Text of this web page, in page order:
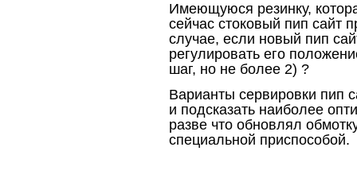
Имеющуюся резинку,
сейчас стоковый пип сайт
случае, если новый пип
регулировать его
шаг, но не более 2) ?
Варианты сервировки пип
и подсказать наиболее
разве что обновлял
специальной приспособой.